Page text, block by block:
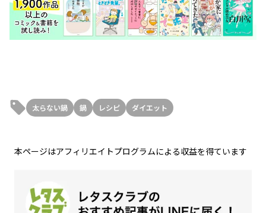
太らない鍋 鍋 レシピ ダイエット
本ページはアフィリエイトプログラムによる収益を得ています